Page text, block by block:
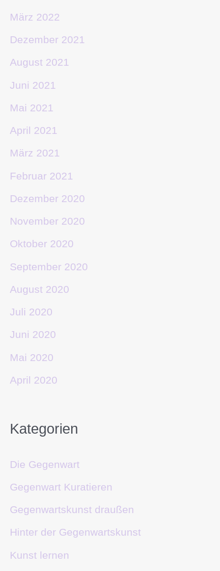
März 2022
Dezember 2021
August 2021
Juni 2021
Mai 2021
April 2021
März 2021
Februar 2021
Dezember 2020
November 2020
Oktober 2020
September 2020
August 2020
Juli 2020
Juni 2020
Mai 2020
April 2020
Kategorien
Die Gegenwart
Gegenwart Kuratieren
Gegenwartskunst draußen
Hinter der Gegenwartskunst
Kunst lernen